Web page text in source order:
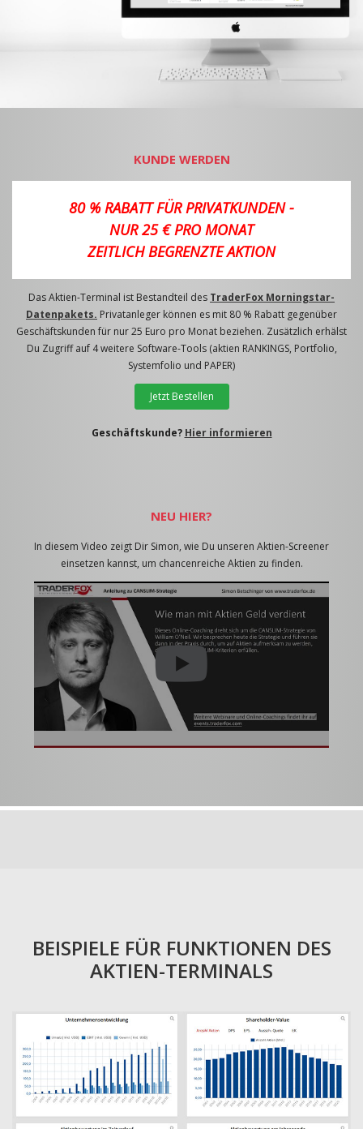
KUNDE WERDEN
80 % RABATT FÜR PRIVATKUNDEN -
NUR 25 € PRO MONAT
ZEITLICH BEGRENZTE AKTION
Das Aktien-Terminal ist Bestandteil des TraderFox Morningstar-
Datenpakets. Privatanleger können es mit 80 % Rabatt gegenüber
Geschäftskunden für nur 25 Euro pro Monat beziehen. Zusätzlich erhälst
Du Zugriff auf 4 weitere Software-Tools (aktien RANKINGS, Portfolio,
Systemfolio und PAPER)
Jetzt Bestellen
Geschäftskunde? Hier informieren
NEU HIER?
In diesem Video zeigt Dir Simon, wie Du unseren Aktien-Screener
einsetzen kannst, um chancenreiche Aktien zu finden.
BEISPIELE FÜR FUNKTIONEN DES
AKTIEN-TERMINALS